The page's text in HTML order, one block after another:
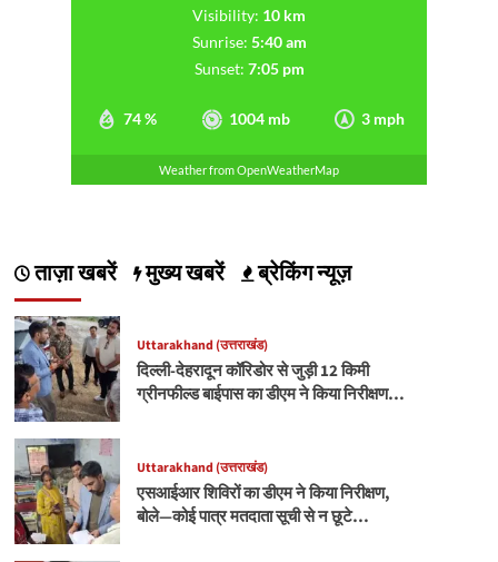
74 % 1004 mb 3 mph
Visibility: 10 km
Sunrise: 5:40 am
Sunset: 7:05 pm
Weather from OpenWeatherMap
ताज़ा खबरें मुख्य खबरें ब्रेकिंग न्यूज़
Uttarakhand (उत्तराखंड)
दिल्ली-देहरादून कॉरिडोर से जुड़ी 12 किमी
ग्रीनफील्ड बाईपास का डीएम ने किया निरीक्षण…
Uttarakhand (उत्तराखंड)
एसआईआर शिविरों का डीएम ने किया निरीक्षण,
बोले—कोई पात्र मतदाता सूची से न छूटे…